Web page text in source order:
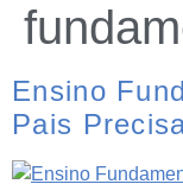
Ensino
Pais